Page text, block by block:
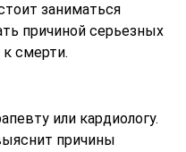
заниматься
причиной серьезных
смерти.
или кардиологу.
причины